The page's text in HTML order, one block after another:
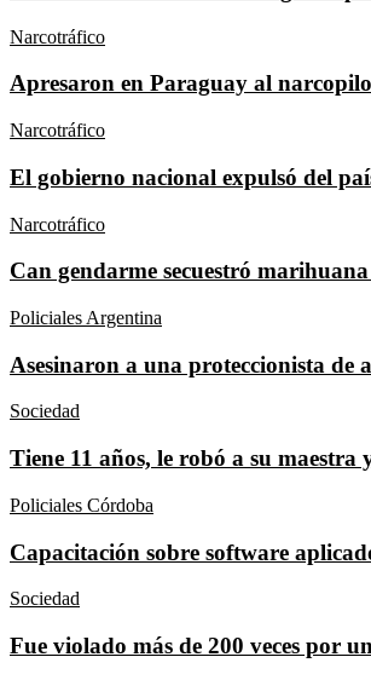
Narcotráfico
Apresaron en Paraguay al
Narcotráfico
El gobierno nacional expulsó del
Narcotráfico
Can gendarme secuestró
Policiales Argentina
Asesinaron a una proteccionista de
Sociedad
Tiene 11 años, le robó a su
Policiales Córdoba
Capacitación sobre software
Sociedad
Fue violado más de 200 veces por